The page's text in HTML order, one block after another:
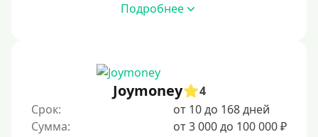
Подробнее
Joymoney
4
Срок:
от 10 до 168 дней
Сумма:
от 3 000 до 100 000 ₽